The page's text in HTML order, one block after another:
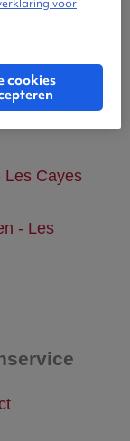
Les Cayes
- Les
voor
cookies